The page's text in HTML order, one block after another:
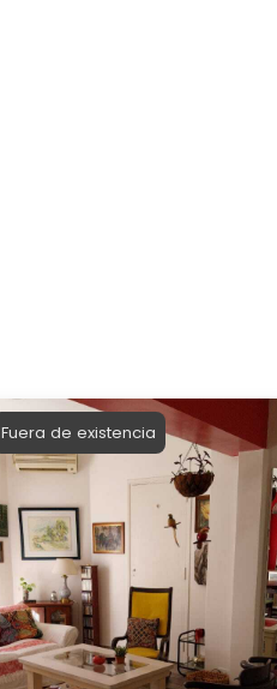
Fuera de existencia